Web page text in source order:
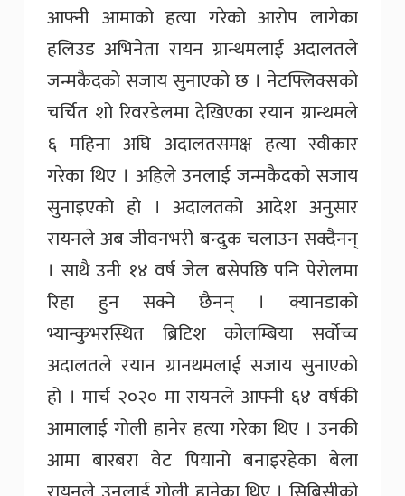
आफ्नी आमाको हत्या गरेको आरोप लागेका
हलिउड अभिनेता रायन ग्रान्थमलाई अदालतले
जन्मकैदको सजाय सुनाएको छ । नेटफ्लिक्सको
चर्चित शो रिवरडेलमा देखिएका रयान ग्रान्थमले
६ महिना अघि अदालतसमक्ष हत्या स्वीकार
गरेका थिए । अहिले उनलाई जन्मकैदको सजाय
सुनाइएको हो । अदालतको आदेश अनुसार
रायनले अब जीवनभरी बन्दुक चलाउन सक्दैनन्
। साथै उनी १४ वर्ष जेल बसेपछि पनि पेरोलमा
रिहा हुन सक्ने छैनन् । क्यानडाको
भ्यान्कुभरस्थित ब्रिटिश कोलम्बिया सर्वोच्च
अदालतले रयान ग्रानथमलाई सजाय सुनाएको
हो । मार्च २०२० मा रायनले आफ्नी ६४ वर्षकी
आमालाई गोली हानेर हत्या गरेका थिए । उनकी
आमा बारबरा वेट पियानो बनाइरहेका बेला